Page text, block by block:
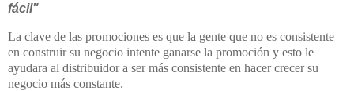
fácil"
La clave de las promociones es que la gente que no es consistente
en construir su negocio intente ganarse la promoción y esto le
ayudara al distribuidor a ser más consistente en hacer crecer su
negocio más constante.